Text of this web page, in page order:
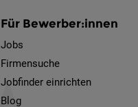
Für Bewerber:innen
Jobs
Firmensuche
Jobfinder einrichten
Blog